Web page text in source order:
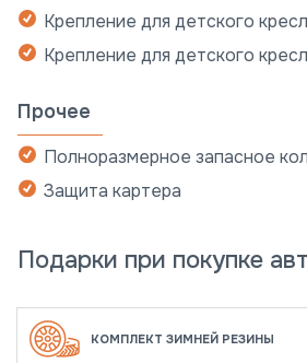
Крепление для детского
Крепление для детского
Прочее
Полноразмерное запасное
Защита картера
Подарки при покупке
КОМПЛЕКТ ЗИМНЕЙ РЕЗИНЫ